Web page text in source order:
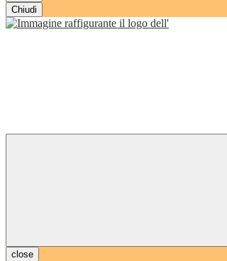
Chiudi
close